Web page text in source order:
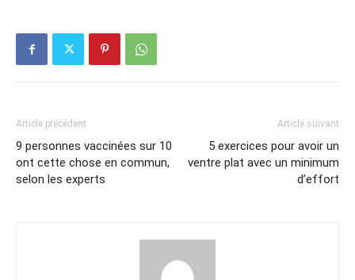
Article précédent
9 personnes vaccinées sur 10
ont cette chose en commun,
selon les experts
Article suivant
5 exercices pour avoir un
ventre plat avec un minimum
d’effort